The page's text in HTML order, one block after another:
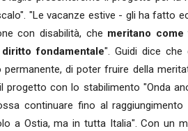
"Le vacanze estive - gli ha fatto
con disabilità, che meritano
diritto fondamentale". Guidi dice che
permanente, di poter fruire della
progetto con lo stabilimento "Onda
continuare fino al
a Ostia, ma in tutta Italia". Con un